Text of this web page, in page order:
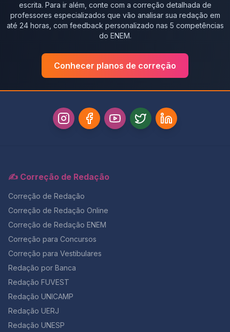
escrita. Para ir além, conte com a correção detalhada de
professores especializados que vão analisar sua redação em
até 24 horas, com feedback personalizado nas 5 competências
do ENEM.
Conhecer planos de correção
✍️ Correção de Redação
Correção de Redação
Correção de Redação Online
Correção de Redação ENEM
Correção para Concursos
Correção para Vestibulares
Redação por Banca
Redação FUVEST
Redação UNICAMP
Redação UERJ
Redação UNESP